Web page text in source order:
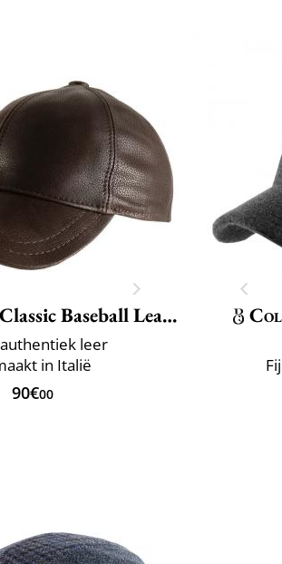
Classic Baseball Leather
leer
in Italië
90€00